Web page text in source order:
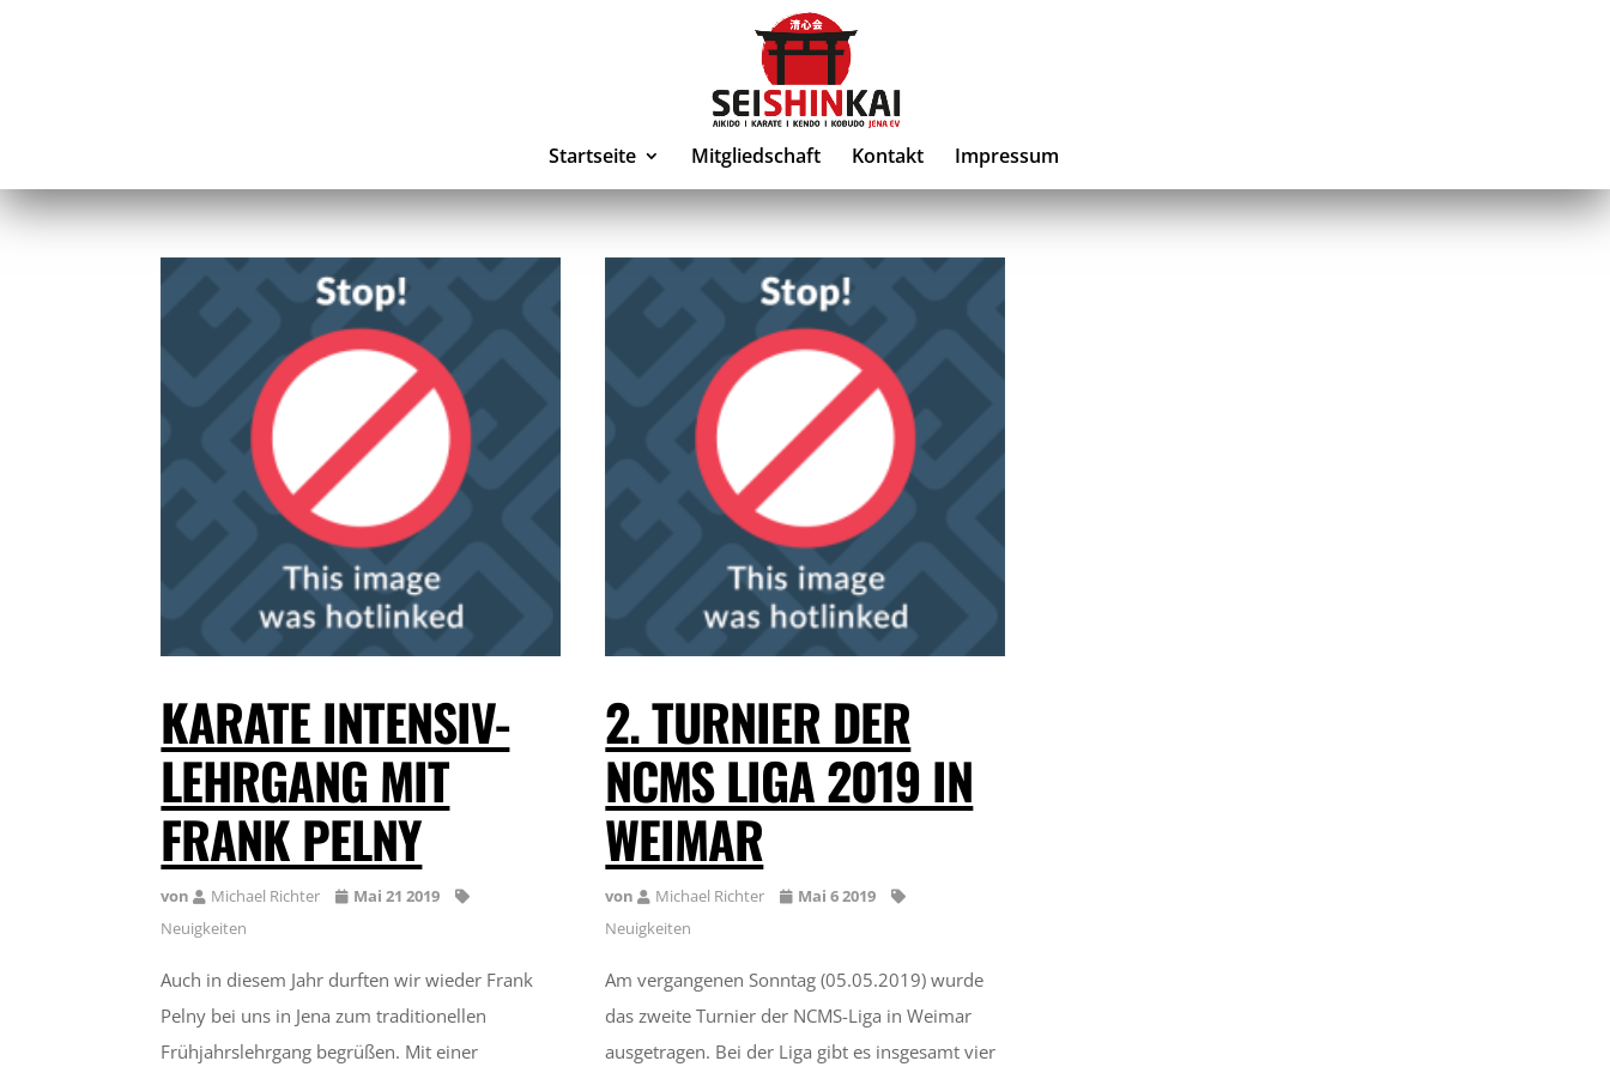
Startseite Mitgliedschaft Kontakt Impressum
KARATE INTENSIV-
LEHRGANG MIT
FRANK PELNY
von Michael Richter
Mai 21 2019
Neuigkeiten
Auch in diesem Jahr durften wir wieder Frank
Pelny bei uns in Jena zum traditionellen
Frühjahrslehrgang begrüßen. Mit einer
2. TURNIER DER
NCMS LIGA 2019 IN
WEIMAR
von Michael Richter
Mai 6 2019
Neuigkeiten
Am vergangenen Sonntag (05.05.2019) wurde
das zweite Turnier der NCMS-Liga in Weimar
ausgetragen. Bei der Liga gibt es insgesamt vier